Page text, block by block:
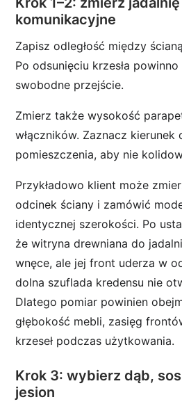
komunikacyjne
Zapisz odległość między
Po odsunięciu krzesła
swobodne przejście.
Zmierz także wysokość
włączników. Zaznacz
pomieszczenia, aby nie
Przykładowo klient może
odcinek ściany i zamówić
identycznej szerokości. Po
że witryna drewniana do
wnęce, ale jej front uderza w
dolna szuflada kredensu nie
Dlatego pomiar powinien
głębokość mebli, zasięg
krzeseł podczas użytkowania.
Krok 3: wybierz dąb,
jesion